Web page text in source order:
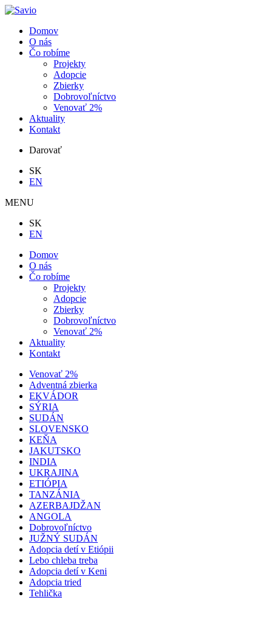
Domov
O nás
Čo robíme
Projekty
Adopcie
Zbierky
Dobrovoľníctvo
Venovať 2%
Aktuality
Kontakt
Darovať
SK
EN
MENU
SK
EN
Domov
O nás
Čo robíme
Projekty
Adopcie
Zbierky
Dobrovoľníctvo
Venovať 2%
Aktuality
Kontakt
Venovať 2%
Adventná zbierka
EKVÁDOR
SÝRIA
SUDÁN
SLOVENSKO
KEŇA
JAKUTSKO
INDIA
UKRAJINA
ETIÓPIA
TANZÁNIA
AZERBAJDŽAN
ANGOLA
Dobrovoľníctvo
JUŽNÝ SUDÁN
Adopcia detí v Etiópii
Lebo chleba treba
Adopcia detí v Keni
Adopcia tried
Tehlička